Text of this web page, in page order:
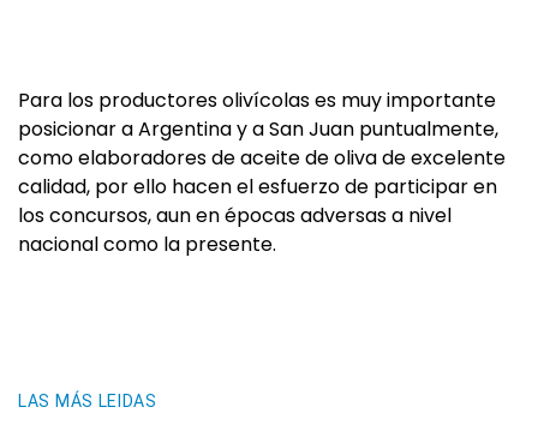
Para los productores olivícolas es muy importante
posicionar a Argentina y a San Juan puntualmente,
como elaboradores de aceite de oliva de excelente
calidad, por ello hacen el esfuerzo de participar en
los concursos, aun en épocas adversas a nivel
nacional como la presente.
LAS MÁS LEIDAS